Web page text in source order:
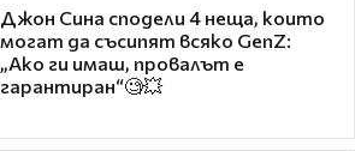
Джон Сина сподели 4 неща, които
могат да съсипят всяко GenZ:
„Ако ги имаш, провалът е
гарантиран“🧐💥